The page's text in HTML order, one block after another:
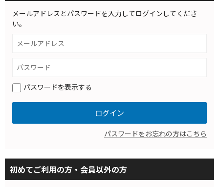
メールアドレスとパスワードを入力してログインしてくださ
い。
パスワードを表示する
パスワードをお忘れの方はこちら
初めてご利用の方・会員以外の方